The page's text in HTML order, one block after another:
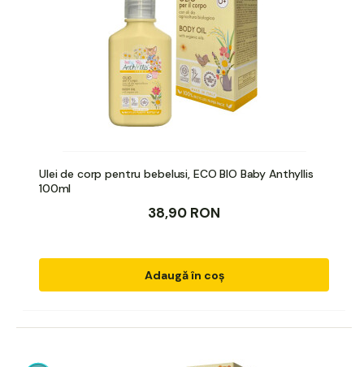
Ulei de corp pentru bebelusi, ECO BIO Baby Anthyllis
100ml
38,90 RON
Adaugă în coș